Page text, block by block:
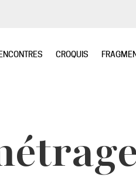
CROQUIS